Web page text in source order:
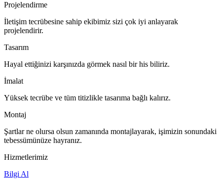
Projelendirme
İletişim tecrübesine sahip ekibimiz sizi çok iyi anlayarak
projelendirir.
Tasarım
Hayal ettiğinizi karşınızda görmek nasıl bir his biliriz.
İmalat
Yüksek tecrübe ve tüm titizlikle tasarıma bağlı kalırız.
Montaj
Şartlar ne olursa olsun zamanında montajlayarak, işimizin sonundaki
tebessümünüze hayranız.
Hizmetlerimiz
Bilgi Al